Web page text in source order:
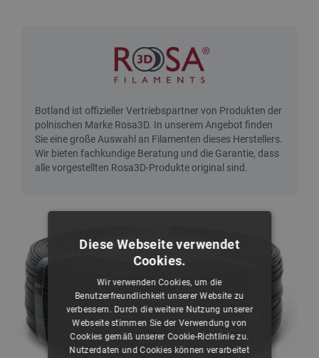
Diese Webseite verwendet
Cookies.
Wir verwenden Cookies, um die
Benutzerfreundlichkeit unserer Website zu
verbessern. Durch die weitere Nutzung unserer
Webseite stimmen Sie der Verwendung von
Cookies gemäß unserer Cookie-Richtlinie zu.
Nutzerdaten und Cookies können verarbeitet